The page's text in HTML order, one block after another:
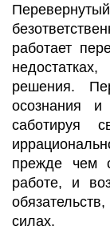
работает
решения.
осознания и
саботируя
прежде чем
работе, и
силах.